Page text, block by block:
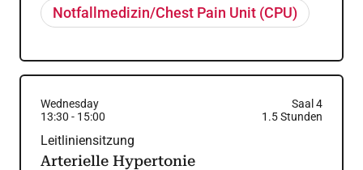
Notfallmedizin/Chest Pain Unit (CPU)
Wednesday
Saal 4
13:30 - 15:00 1.5Stunden
Leitliniensitzung
Arterielle Hypertonie